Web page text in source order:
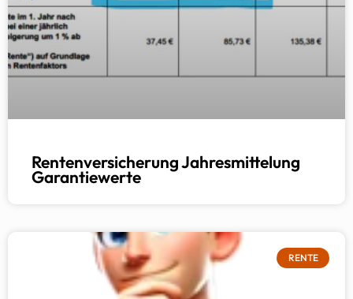
Rentenversicherung Jahresmittelung
Garantiewerte
RENTE